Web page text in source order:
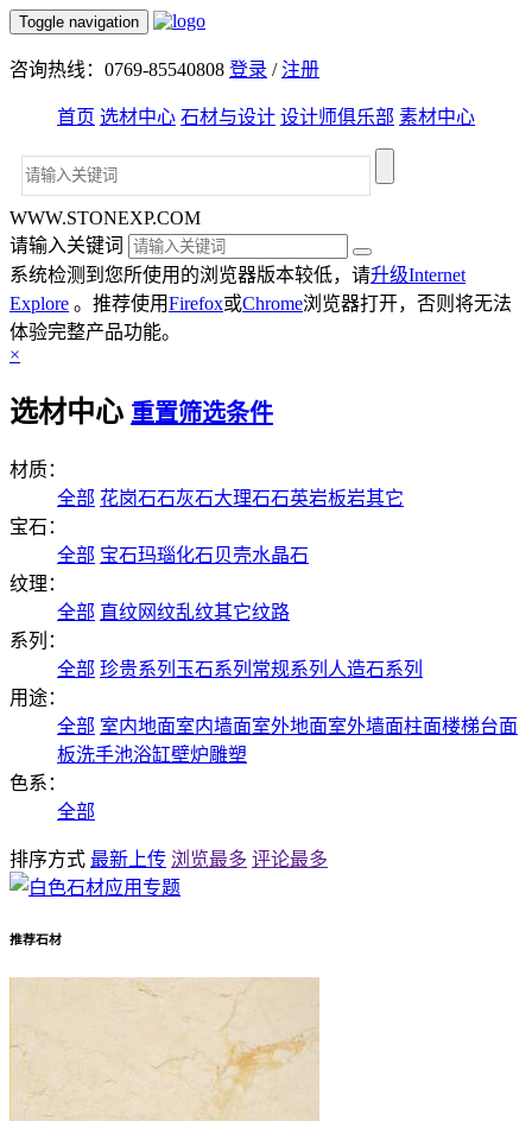
Toggle navigation
咨询热线：0769-85540808 登录 /注册
首页 选材中心 石材与设计 设计师俱乐部 素材中心
WWW.STONEXP.COM
请输入关键词
系统检测到您所使用的浏览器版本较低，请升级Internet
Explore 。推荐使用Firefox或Chrome浏览器打开，否则将无法
体验完整产品功能。
×
选材中心 重置筛选条件
材质：
全部 花岗石石灰石大理石石英岩板岩其它
宝石：
全部 宝石玛瑙化石贝壳水晶石
纹理：
全部 直纹网纹乱纹其它纹路
系列：
全部 珍贵系列 玉石系列 常规系列 人造石系列
用途：
全部 室内地面室内墙面室外地面室外墙面柱面楼梯台面
板洗手池浴缸壁炉雕塑
色系：
全部
排序方式 最新上传 浏览最多 评论最多
推荐石材